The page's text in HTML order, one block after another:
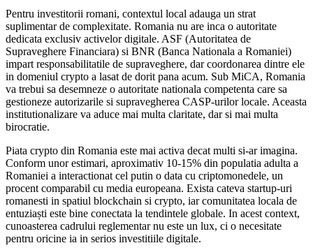
Pentru investitorii romani, contextul local adauga un strat
suplimentar de complexitate. Romania nu are inca o autoritate
dedicata exclusiv activelor digitale. ASF (Autoritatea de
Supraveghere Financiara) si BNR (Banca Nationala a Romaniei)
impart responsabilitatile de supraveghere, dar coordonarea dintre ele
in domeniul crypto a lasat de dorit pana acum. Sub MiCA, Romania
va trebui sa desemneze o autoritate nationala competenta care sa
gestioneze autorizarile si supravegherea CASP-urilor locale. Aceasta
institutionalizare va aduce mai multa claritate, dar si mai multa
birocratie.
Piata crypto din Romania este mai activa decat multi si-ar imagina.
Conform unor estimari, aproximativ 10-15% din populatia adulta a
Romaniei a interactionat cel putin o data cu criptomonedele, un
procent comparabil cu media europeana. Exista cateva startup-uri
romanesti in spatiul blockchain si crypto, iar comunitatea locala de
entuziaști este bine conectata la tendintele globale. In acest context,
cunoasterea cadrului reglementar nu este un lux, ci o necesitate
pentru oricine ia in serios investitiile digitale.